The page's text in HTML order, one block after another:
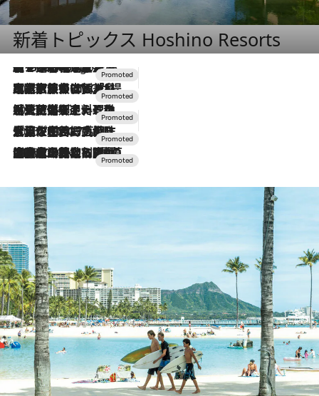
新着トピックス Hoshino Resorts
4 Hours Ago
【トンボの足水浴】ヒノキの香りに包まれて涼感マックス！約13℃の湧水かけ流しを避暑地「星野温泉 トンボの湯」で体験
2026.7.31
【ホテル帰省】という選択肢をOMOが提案。家族とほどよい距離を保つには「昼は実家、夜は気兼ねなくホテルで！」
2026.7.24
【夏限定ディナーコース】旬を迎える稚鮎や花ズッキーニなどをイタリア・トスカーナの郷土料理の手法で満喫！
2026.7.17
「土佐和ハーブかき氷」がOMO7高知に登場！生姜、山椒、大葉など目にも舌にも涼を呼ぶ郷土の味
2026.7.10
NEW OPEN！【界 草津】名湯の地に誕生。趣の異なる2種の温泉と上州ならではの会席・蕎麦割烹など美食を味わう究極の癒やし旅